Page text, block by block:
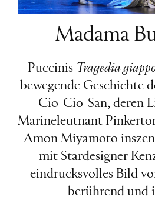
Madama
Puccinis Tragedia
bewegende Geschichte
Cio-Cio-San, deren
Marineleutnant
Amon Miyamoto
mit Stardesigner
eindrucksvolles Bild
berührend und